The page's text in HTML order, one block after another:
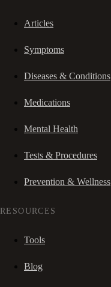
Articles
Symptoms
Diseases & Conditions
Medications
Mental Health
Tests & Procedures
Prevention & Wellness
RESOURCES
Tools
Blog